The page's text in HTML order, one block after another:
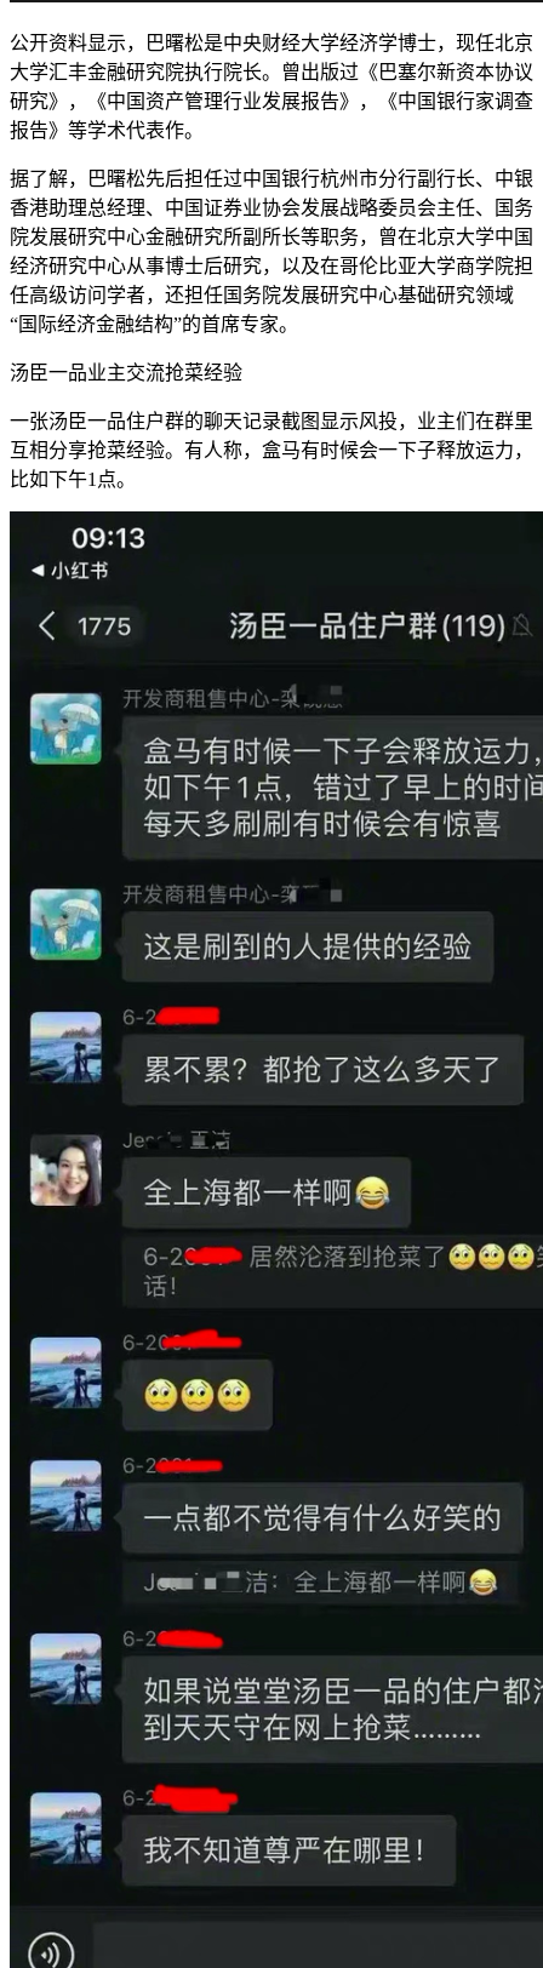
公开资料显示，巴曙松是中央财经大学经济学博士，现任北京
大学汇丰金融研究院执行院长。曾出版过《巴塞尔新资本协议
研究》，《中国资产管理行业发展报告》，《中国银行家调查
报告》等学术代表作。
据了解，巴曙松先后担任过中国银行杭州市分行副行长、中银
香港助理总经理、中国证券业协会发展战略委员会主任、国务
院发展研究中心金融研究所副所长等职务，曾在北京大学中国
经济研究中心从事博士后研究，以及在哥伦比亚大学商学院担
任高级访问学者，还担任国务院发展研究中心基础研究领域
“国际经济金融结构”的首席专家。
汤臣一品业主交流抢菜经验
一张汤臣一品住户群的聊天记录截图显示风投，业主们在群里
互相分享抢菜经验。有人称，盒马有时候会一下子释放运力，
比如下午1点。